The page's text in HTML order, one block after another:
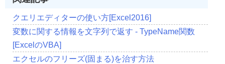
クエリエディターの使い方[Excel2016]
変数に関する情報を文字列で返す - TypeName関数
[ExcelのVBA]
エクセルのフリーズ(固まる)を治す方法